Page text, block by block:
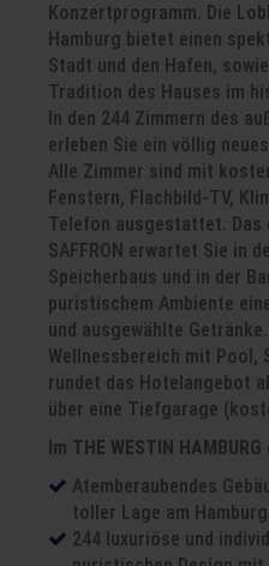
Konzertprogramm. Die
Hamburg bietet einen
Stadt und den Hafen,
Tradition des Hauses im
In den 244 Zimmern des
erleben Sie ein völlig
Alle Zimmer sind mit
Fenstern, Flachbild-TV,
Telefon ausgestattet. Das
SAFFRON erwartet Sie in
Speicherbaus und in der
puristischem Ambiente
und ausgewählte
Wellnessbereich mit Pool,
rundet das Hotelangebot
über eine Tiefgarage
Im THE WESTIN
Atemberaubendes
toller Lage am
244 luxuriöse und